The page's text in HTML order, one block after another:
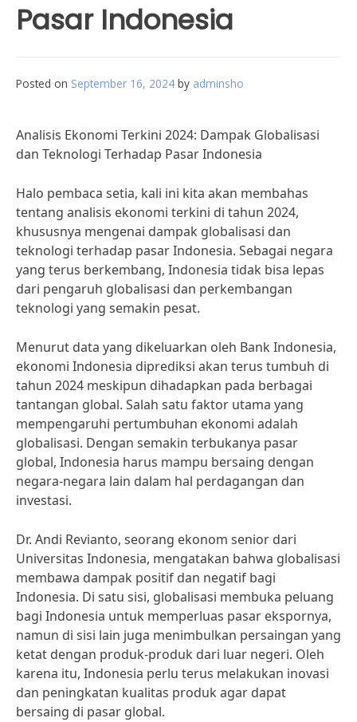
Pasar Indonesia
Posted on September 16, 2024 by adminsho
Analisis Ekonomi Terkini 2024: Dampak Globalisasi
dan Teknologi Terhadap Pasar Indonesia
Halo pembaca setia, kali ini kita akan membahas
tentang analisis ekonomi terkini di tahun 2024,
khususnya mengenai dampak globalisasi dan
teknologi terhadap pasar Indonesia. Sebagai negara
yang terus berkembang, Indonesia tidak bisa lepas
dari pengaruh globalisasi dan perkembangan
teknologi yang semakin pesat.
Menurut data yang dikeluarkan oleh Bank Indonesia,
ekonomi Indonesia diprediksi akan terus tumbuh di
tahun 2024 meskipun dihadapkan pada berbagai
tantangan global. Salah satu faktor utama yang
mempengaruhi pertumbuhan ekonomi adalah
globalisasi. Dengan semakin terbukanya pasar
global, Indonesia harus mampu bersaing dengan
negara-negara lain dalam hal perdagangan dan
investasi.
Dr. Andi Revianto, seorang ekonom senior dari
Universitas Indonesia, mengatakan bahwa globalisasi
membawa dampak positif dan negatif bagi
Indonesia. Di satu sisi, globalisasi membuka peluang
bagi Indonesia untuk memperluas pasar ekspornya,
namun di sisi lain juga menimbulkan persaingan yang
ketat dengan produk-produk dari luar negeri. Oleh
karena itu, Indonesia perlu terus melakukan inovasi
dan peningkatan kualitas produk agar dapat
bersaing di pasar global.